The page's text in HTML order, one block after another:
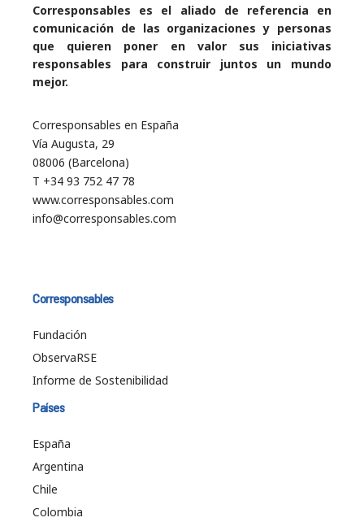
Corresponsables es el aliado de referencia en
comunicación de las organizaciones y personas
que quieren poner en valor sus iniciativas
responsables para construir juntos un mundo
mejor.
Corresponsables en España
Vía Augusta, 29
08006 (Barcelona)
T +34 93 752 47 78
www.corresponsables.com
info@corresponsables.com
Corresponsables
Fundación
ObservaRSE
Informe de Sostenibilidad
Países
España
Argentina
Chile
Colombia